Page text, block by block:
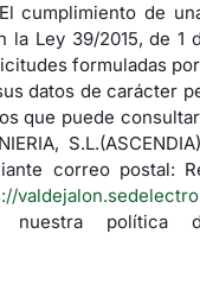
El cumplimiento de
Ley 39/2015, de 1
formuladas
datos de carácter
que puede
correo postal:
política